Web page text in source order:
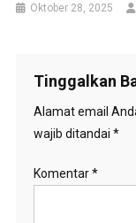
Oktober 28, 2025
Tinggalkan
Alamat email
wajib ditandai *
Komentar*